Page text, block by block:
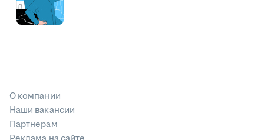
О компании
Наши вакансии
Партнерам